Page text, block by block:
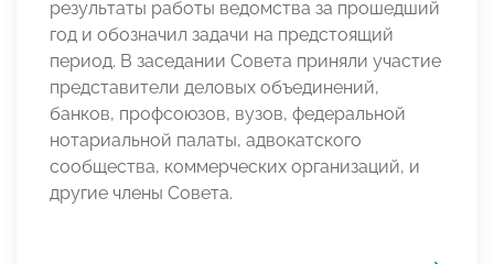
результаты работы ведомства за прошедший
год и обозначил задачи на предстоящий
период. В заседании Совета приняли участие
представители деловых объединений,
банков, профсоюзов, вузов, федеральной
нотариальной палаты, адвокатского
сообщества, коммерческих организаций, и
другие члены Совета.